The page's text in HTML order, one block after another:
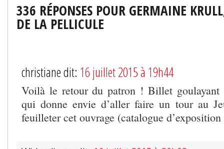
336 RÉPONSES POUR GERMAINE
DE LA PELLICULE
christiane dit: 16 juillet 2015 à 19h44
Voilà le retour du patron ! Billet
qui donne envie d’aller faire un tour au
feuilleter cet ouvrage (catalogue d’exposition